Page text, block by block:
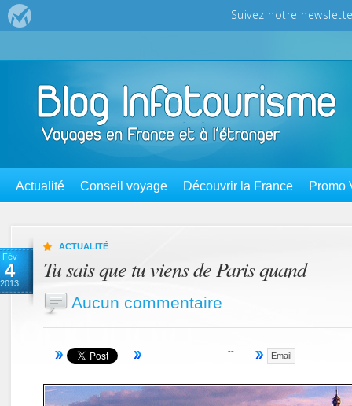
Actualité Conseil voyage Découvrir la France Promo
Fév
4
2013
ACTUALITÉ
Tu sais que tu viens de Paris quand
Aucun commentaire
Email